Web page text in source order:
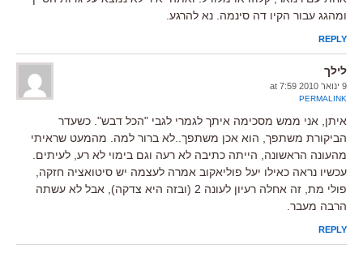
ומהגג עבור הקיו דה סינמה. נא להרגע.
REPLY
לילך
9 ינואר 2010 at 7:59
PERMALINK
איתן, אני ממש מסכימה איתך לגמרי לגבי "הכל דבש". כשעדר
הביקורת משתפך, הוא אכן משתפך..לא ברור למה. מהמעט שראיתי
מהעונה הראשונה, הייתה כתיבה לא רעה וגם בימוי לא רע, לעיתים.
עכשיו נראה כאילו יעל פוליאקוב אמרה לעצמה יש סיטואציה חזקה,
פולי מת, זה אחלה רעיון לעונה 2 (ובזה היא צדקה), אבל לא עשתה
הרבה מעבר.
REPLY